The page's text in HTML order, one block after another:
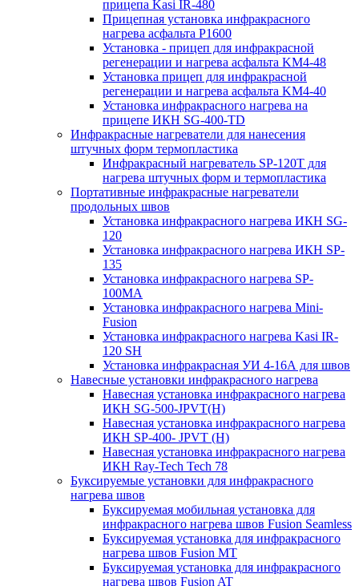
прицепа Kasi IR-480
Прицепная установка инфракрасного
нагрева асфальта P1600
Установка - прицеп для инфракрасной
регенерации и нагрева асфальта KM4-48
Установка прицеп для инфракрасной
регенерации и нагрева асфальта KM4-40
Установка инфракрасного нагрева на
прицепе ИКН SG-400-TD
Инфракрасные нагреватели для нанесения
штучных форм термопластика
Инфракрасный нагреватель SP-120T для
нагрева штучных форм и термопластика
Портативные инфракрасные нагреватели
продольных швов
Установка инфракрасного нагрева ИКН SG-
120
Установка инфракрасного нагрева ИКН SP-
135
Установка инфракрасного нагрева SP-
100МА
Установка инфракрасного нагрева Mini-
Fusion
Установка инфракрасного нагрева Kasi IR-
120 SH
Установка инфракрасная УИ 4-16А для швов
Навесные установки инфракрасного нагрева
Навесная установка инфракрасного нагрева
ИКН SG-500-JPVT(H)
Навесная установка инфракрасного нагрева
ИКН SP-400- JPVT (Н)
Навесная установка инфракрасного нагрева
ИКН Ray-Tech Tech 78
Буксируемые установки для инфракрасного
нагрева швов
Буксируемая мобильная установка для
инфракрасного нагрева швов Fusion Seamless
Буксируемая установка для инфракрасного
нагрева швов Fusion MT
Буксируемая установка для инфракрасного
нагрева швов Fusion AT